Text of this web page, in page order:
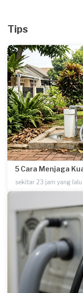
Tips
5 Cara Menjaga
sekitar 23 jam yang lalu